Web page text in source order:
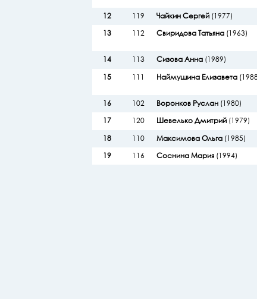
12 119 Чайкин Сергей (1977)
13
112 Свиридова Татьяна (1963)
14 113 Сизова Анна (1989)
15
111 Наймушина Елизавета
16 102 Воронков Руслан (1980)
17
120 Шевелько Дмитрий (1979)
18
110 Максимова Ольга (1985)
19
116 Соснина Мария (1994)